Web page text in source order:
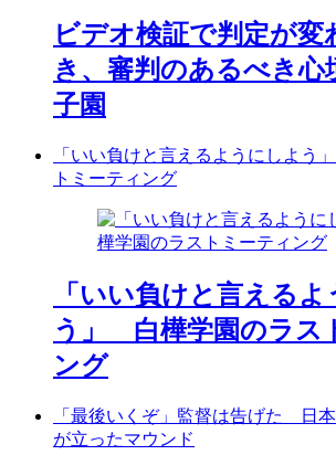
ビデオ検証で判定が変
き、審判のあるべき
子園
「いい負けと言えるようにしよう
トミーティング
「いい負けと言えるよ
う」 白樺学園のラス
ング
「最後いくぞ」監督は告げた 日
が立ったマウンド